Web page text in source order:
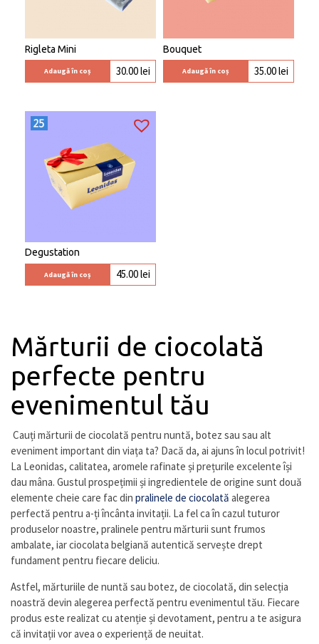
Rigleta Mini
Adaugă în coș 30.00lei
Bouquet
Adaugă în coș 35.00lei
Degustation
Adaugă în coș 45.00lei
Mărturii de ciocolată
perfecte pentru
evenimentul tău
Cauți mărturii de ciocolată pentru nuntă, botez sau sau alt
eveniment important din viața ta? Dacă da, ai ajuns în locul potrivit!
La Leonidas, calitatea, aromele rafinate și prețurile excelente își
dau mâna. Gustul prospețimii și ingredientele de origine sunt două
elemente cheie care fac din pralinele de ciocolată alegerea
perfectă pentru a-ți încânta invitații. La fel ca în cazul tuturor
produselor noastre, pralinele pentru mărturii sunt frumos
ambalate, iar ciocolata belgiană autentică servește drept
fundament pentru fiecare deliciu.
Astfel, mărturiile de nuntă sau botez, de ciocolată, din selecția
noastră devin alegerea perfectă pentru evenimentul tău. Fiecare
produs este realizat cu atenție și devotament, pentru a te asigura
că invitații vor avea o experiență de neuitat.